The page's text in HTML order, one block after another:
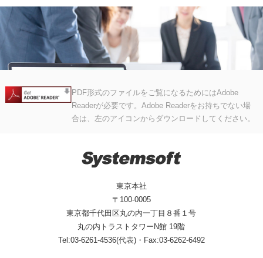
PDF形式のファイルをご覧になるためにはAdobe
Readerが必要です。Adobe Readerをお持ちでない場
合は、左のアイコンからダウンロードしてください。
東京本社
〒100-0005
東京都千代田区丸の内一丁目８番１号
丸の内トラストタワーN館 19階
Tel:03-6261-4536(代表)・Fax:03-6262-6492